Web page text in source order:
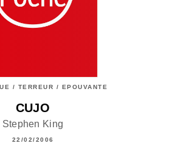
/ TERREUR / EPOUVANTE
CUJO
Stephen King
22/02/2006